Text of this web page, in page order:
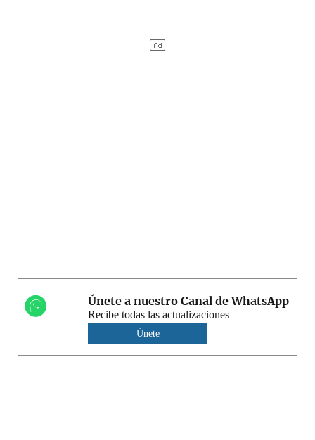
Únete a nuestro Canal de WhatsApp
Recibe todas las actualizaciones
Únete